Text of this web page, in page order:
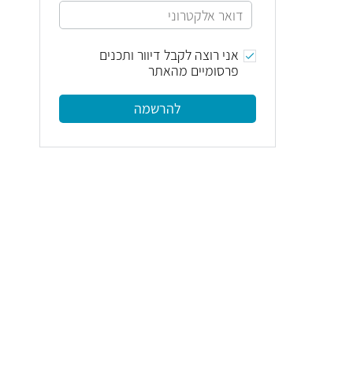
אני רוצה לקבל דיוור ותכנים
פרסומיים מהאתר
להרשמה